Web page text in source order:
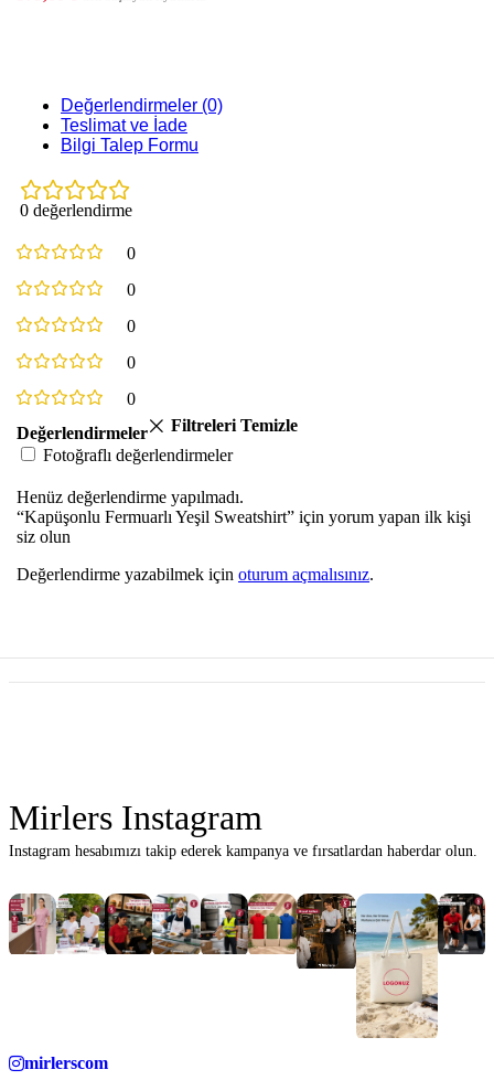
Değerlendirmeler (0)
Teslimat ve İade
Bilgi Talep Formu
0 değerlendirme
0
0
0
0
0
Değerlendirmeler
Filtreleri Temizle
Fotoğraflı değerlendirmeler
Henüz değerlendirme yapılmadı.
“Kapüşonlu Fermuarlı Yeşil Sweatshirt” için yorum yapan ilk kişi
siz olun
Değerlendirme yazabilmek için oturum açmalısınız.
Mirlers Instagram
Instagram hesabımızı takip ederek kampanya ve fırsatlardan haberdar olun.
mirlerscom